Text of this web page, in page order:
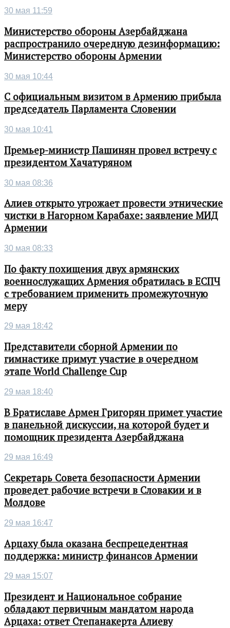
30 мая 11:59
Министерство обороны Азербайджана
распространило очередную дезинформацию:
Министерство обороны Армении
30 мая 10:44
С официальным визитом в Армению прибыла
председатель Парламента Словении
30 мая 10:41
Премьер-министр Пашинян провел встречу с
президентом Хачатуряном
30 мая 08:36
Алиев открыто угрожает провести этнические
чистки в Нагорном Карабахе: заявление МИД
Армении
30 мая 08:33
По факту похищения двух армянских
военнослужащих Армения обратилась в ЕСПЧ
с требованием применить промежуточную
меру
29 мая 18:42
Представители сборной Армении по
гимнастике примут участие в очередном
этапе World Challenge Cup
29 мая 18:40
В Братиславе Армен Григорян примет участие
в панельной дискуссии, на которой будет и
помощник президента Азербайджана
29 мая 16:49
Секретарь Совета безопасности Армении
проведет рабочие встречи в Словакии и в
Молдове
29 мая 16:47
Арцаху была оказана беспрецедентная
поддержка: министр финансов Армении
29 мая 15:07
Президент и Национальное собрание
обладают первичным мандатом народа
Арцаха: ответ Степанакерта Алиеву